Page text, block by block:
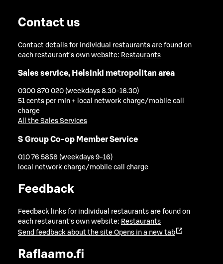
Contact us
Contact details for individual restaurants are found on
each restaurant's own website: Restaurants
Sales service, Helsinki metropolitan area
0300 870 020 (weekdays 8.30-16.30)
51 cents per min + local network charge/mobile call
charge
All the Sales Services
S Group Co-op Member Service
010 76 5858 (weekdays 9-16)
local network charge/mobile call charge
Feedback
Feedback links for individual restaurants are found on
each restaurant's own website: Restaurants
Send feedback about the site Opens in a new tab
Raflaamo.fi